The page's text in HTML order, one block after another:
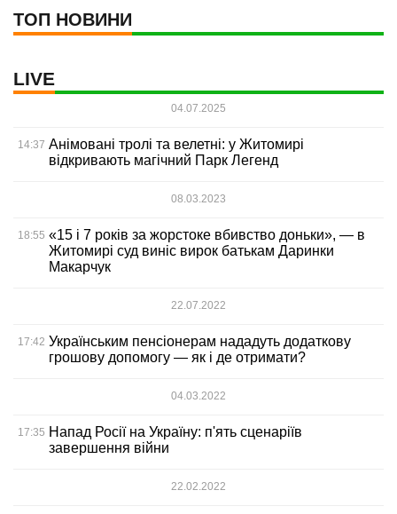
ТОП НОВИНИ
LIVE
04.07.2025
14:37 Анімовані тролі та велетні: у Житомирі
відкривають магічний Парк Легенд
08.03.2023
18:55 «15 і 7 років за жорстоке вбивство доньки», — в
Житомирі суд виніс вирок батькам Даринки
Макарчук
22.07.2022
17:42 Українським пенсіонерам нададуть додаткову
грошову допомогу — як і де отримати?
04.03.2022
17:35 Напад Росії на Україну: п'ять сценаріїв
завершення війни
22.02.2022